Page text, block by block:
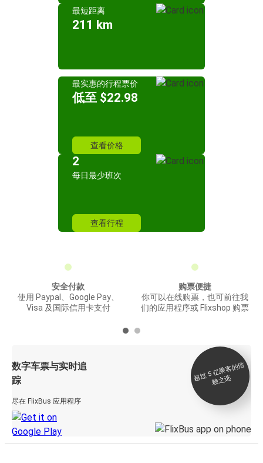
最短距离
211 km
最实惠的行程票价
低至 $22.98
查看价格
2
每日最少班次
查看行程
安全付款
使用 Paypal、Google Pay、
Visa 及国际信用卡支付
购票便捷
你可以在线购票，也可前往我
们的应用程序或 Flixshop 购票
数字车票与实时追
踪
尽在 FlixBus 应用程序
超
过 5
亿
乘
客
的
信
赖
之
选